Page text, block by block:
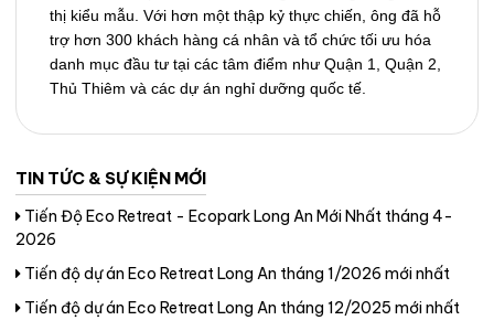
thị kiểu mẫu. Với hơn một thập kỷ thực chiến, ông đã hỗ
trợ hơn 300 khách hàng cá nhân và tổ chức tối ưu hóa
danh mục đầu tư tại các tâm điểm như Quận 1, Quận 2,
Thủ Thiêm và các dự án nghỉ dưỡng quốc tế.
TIN TỨC & SỰ KIỆN MỚI
Tiến Độ Eco Retreat - Ecopark Long An Mới Nhất tháng 4-
2026
Tiến độ dự án Eco Retreat Long An tháng 1/2026 mới nhất
Tiến độ dự án Eco Retreat Long An tháng 12/2025 mới nhất